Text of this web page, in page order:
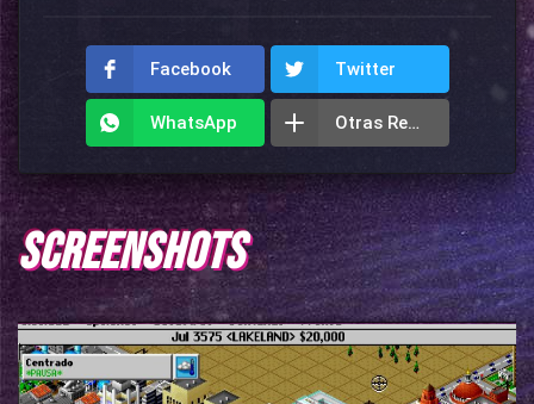
Facebook Twitter
WhatsApp Otras Redes
SCREENSHOTS